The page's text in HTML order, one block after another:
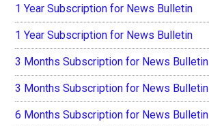
1 Year Subscription for News Bulletin
1 Year Subscription for News Bulletin
3 Months Subscription for News Bulletin
3 Months Subscription for News Bulletin
6 Months Subscription for News Bulletin